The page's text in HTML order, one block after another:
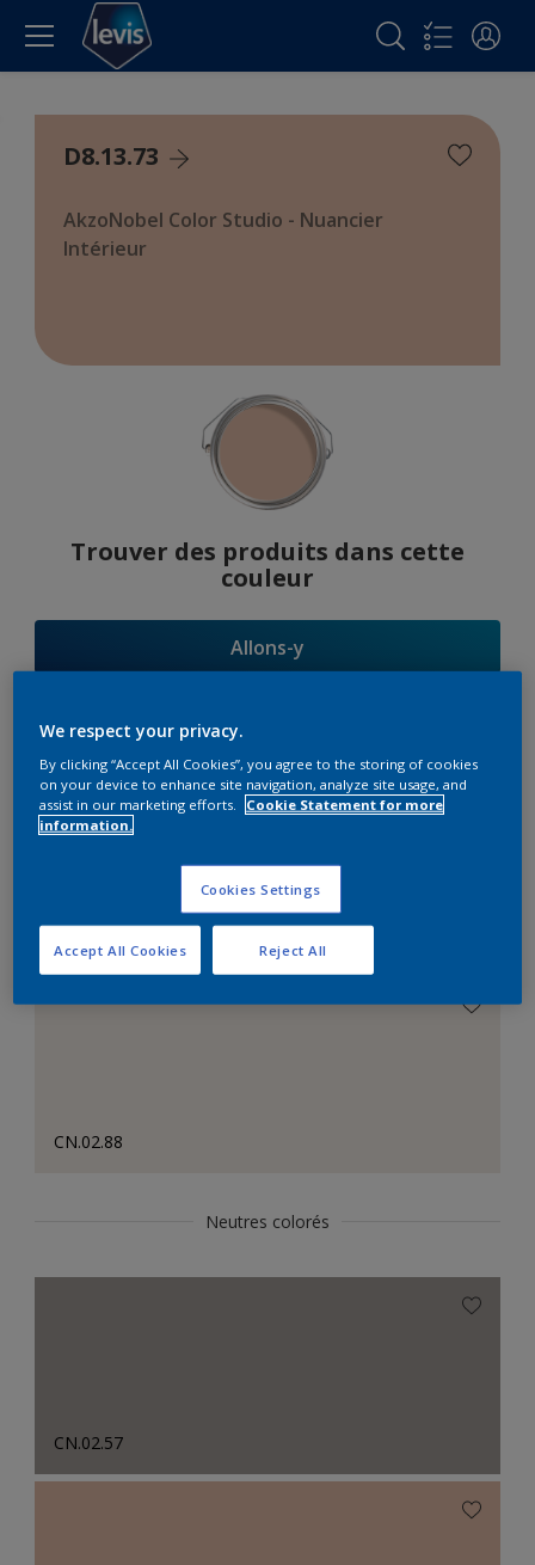
D8.13.73
AkzoNobel Color Studio - Nuancier
Intérieur
Trouver des produits dans cette
couleur
Allons-y
Suggestions
d'Harmonies
Le Blanc Parfait
CN.02.88
Neutres colorés
CN.02.57
We respect your privacy.
By clicking “Accept All Cookies”, you agree to the storing of cookies
on your device to enhance site navigation, analyze site usage, and
assist in our marketing efforts.
Cookie Statement for more
information.
Cookies Settings
Reject All
Accept All Cookies